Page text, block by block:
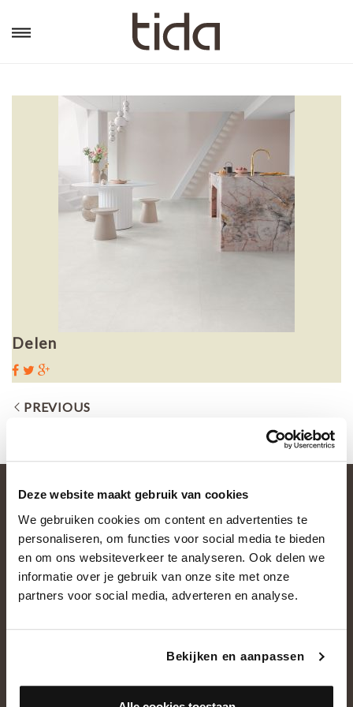
Deze website maakt gebruik van cookies
We gebruiken cookies om content en advertenties te
personaliseren, om functies voor social media te bieden
en om ons websiteverkeer te analyseren. Ook delen we
informatie over je gebruik van onze site met onze
partners voor social media, adverteren en analyse.
Bekijken en aanpassen
Delen
PREVIOUS